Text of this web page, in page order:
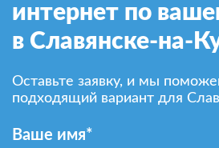
интернет по
в Славянске-на-
Оставьте заявку, и мы
подходящий вариант для
Ваше имя*